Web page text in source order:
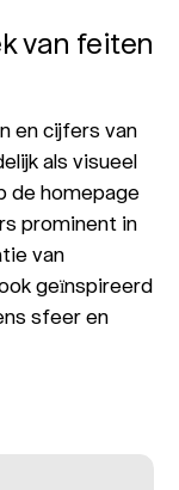
van feiten
en cijfers van
als visueel
de homepage
prominent in
van
geïnspireerd
sfeer en